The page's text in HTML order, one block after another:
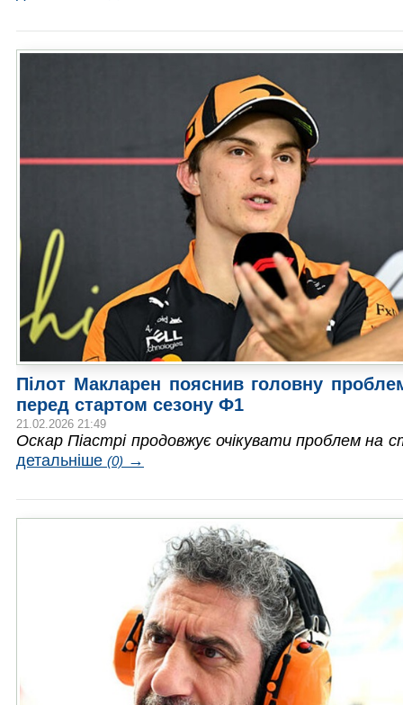
Пілот Макларен пояснив головну
перед стартом сезону Ф1
21.02.2026 21:49
Оскар Піастрі продовжує очікувати проблем на
детальніше (0) →